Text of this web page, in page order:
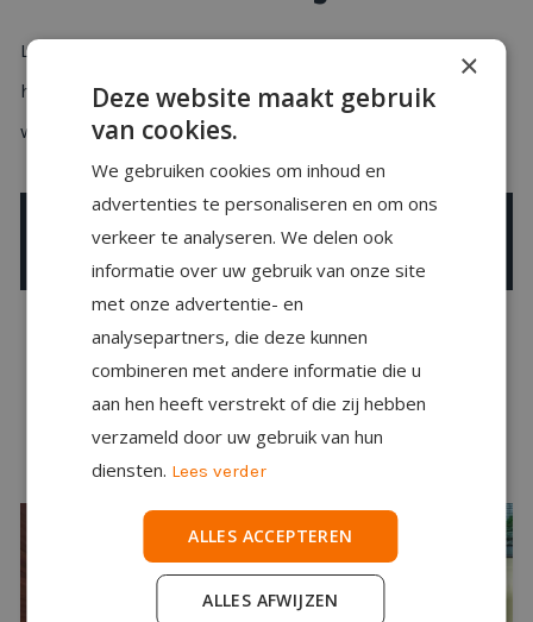
Laat zien wat jij als ambitieuze werkgever en partner in
huis hebt met een luxe, moderne en inspirerende
werkplek. Net als debedrijven die jou voorgingen
Bekijk alle projecten >
×
Deze website maakt gebruik
van cookies.
We gebruiken cookies om inhoud en
advertenties te personaliseren en om ons
verkeer te analyseren. We delen ook
informatie over uw gebruik van onze site
met onze advertentie- en
analysepartners, die deze kunnen
combineren met andere informatie die u
aan hen heeft verstrekt of die zij hebben
verzameld door uw gebruik van hun
diensten. Lees verder
ALLES ACCEPTEREN
ALLES AFWIJZEN